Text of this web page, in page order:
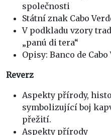
společnosti
Státní znak Cabo
V podkladu vzory
„panú di tera“
Opisy: Banco de
Reverz
Aspekty přírody,
symbolizující boj
přežití.
Aspekty přírody